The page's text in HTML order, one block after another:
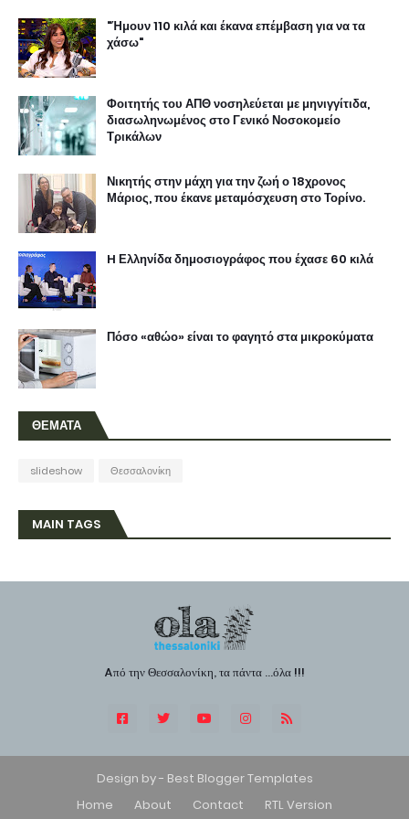
"Ήμουν 110 κιλά και έκανα επέμβαση για να τα
χάσω"
Φοιτητής του ΑΠΘ νοσηλεύεται με μηνιγγίτιδα,
διασωληνωμένος στο Γενικό Νοσοκομείο
Τρικάλων
Νικητής στην μάχη για την ζωή ο 18χρονος
Μάριος, που έκανε μεταμόσχευση στο Τορίνο.
H Ελληνίδα δημοσιογράφος που έχασε 60 κιλά
Πόσο «αθώο» είναι το φαγητό στα μικροκύματα
ΘΕΜΑΤΑ
slideshow Θεσσαλονίκη
MAIN TAGS
Aπό την Θεσσαλονίκη, τα πάντα ...όλα !!!
Design by - Best Blogger Templates
Home
About Contact RTL Version